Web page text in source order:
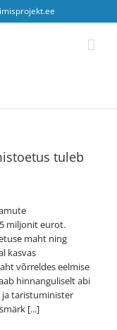
tuleb
miljonit eurot.
maht ning
kasvas
võrreldes eelmise
hinnanguliselt abi
ja taristuminister
[...]